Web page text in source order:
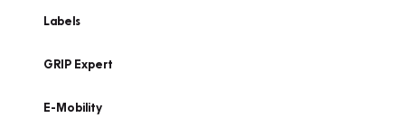
Labels
GRIP Expert
E-Mobility